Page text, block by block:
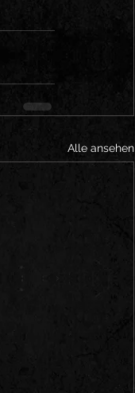
Alle ansehen